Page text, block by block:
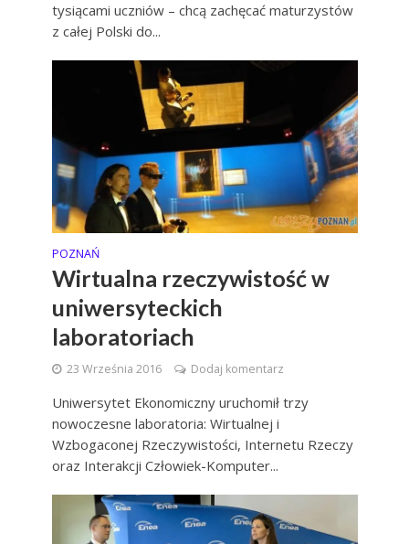
tysiącami uczniów – chcą zachęcać maturzystów
z całej Polski do...
POZNAŃ
Wirtualna rzeczywistość w
uniwersyteckich
laboratoriach
23 Września 2016 Dodaj komentarz
Uniwersytet Ekonomiczny uruchomił trzy
nowoczesne laboratoria: Wirtualnej i
Wzbogaconej Rzeczywistości, Internetu Rzeczy
oraz Interakcji Człowiek-Komputer...